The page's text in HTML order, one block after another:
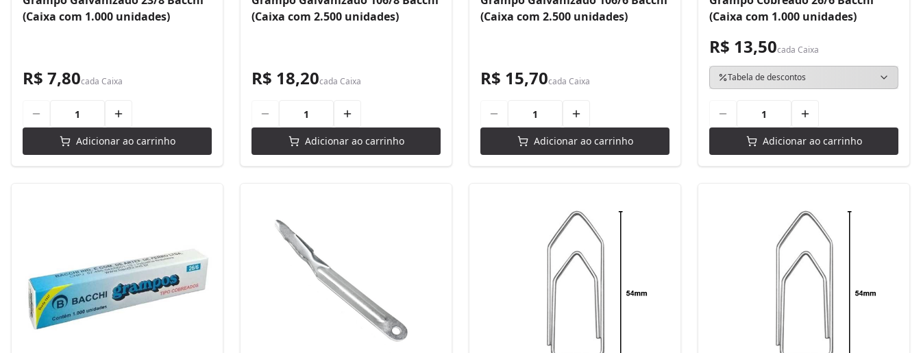
(Caixa com 1.000 unidades)
R$ 7,80cada Caixa
Adicionar ao carrinho
(Caixa com 2.500 unidades)
R$ 18,20cada Caixa
Adicionar ao carrinho
(Caixa com 2.500 unidades)
R$ 15,70cada Caixa
Adicionar ao carrinho
(Caixa com 1.000 unidades)
R$ 13,50cada Caixa
Tabela de descontos
Adicionar ao carrinho